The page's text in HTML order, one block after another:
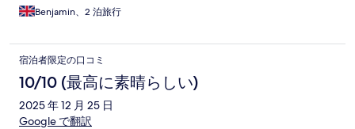
Benjamin、2 泊旅行
宿泊者限定の口コミ
10/10 (最高に素晴らしい)
2025 年 12 月 25 日
Google で翻訳